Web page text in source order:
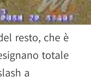
resto, che è
totale
a